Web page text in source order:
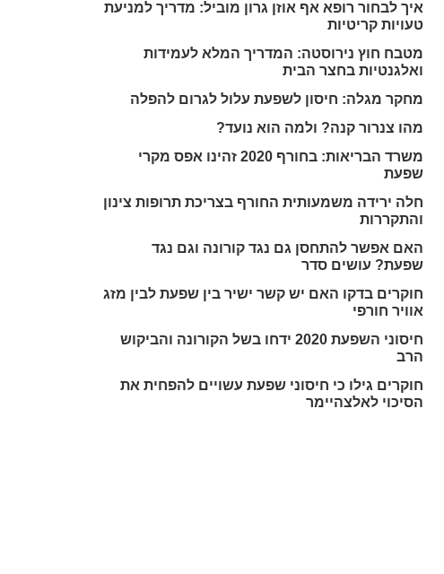
איך לבחור רופא אף אוזן גרון מוביל: מדריך למניעת
טעויות קריטיות
מטבח חוץ נירוסטה: המדריך המלא לעמידות
ואלגנטיות בחצר הבית
מחקר מגלה: חיסון לשפעת עלול לגרום להפלה
מהו צנרור קנה? ולמה הוא נועד?
משרד הבריאות: בחורף 2020 זהינו אפס מקרי
שפעת
חלה ירידה משמעותית החורף בצריכת תרופות צינון
והתקררות
האם אפשר להתחסן גם נגד קורונה וגם נגד
שפעת? עושים סדר
חוקרים בדקו האם יש קשר ישיר בין שפעת לבין מזג
אוויר חורפי
חיסוני השפעת 2020 ידחו בשל הקורונה והביקוש
הרב
חוקרים גילו כי חיסוני שפעת עשויים להפחית את
הסיכוי לאלצהיימר